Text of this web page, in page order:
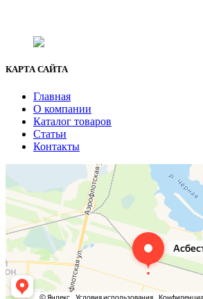
КАРТА САЙТА
Главная
О компании
Каталог товаров
Статьи
Контакты